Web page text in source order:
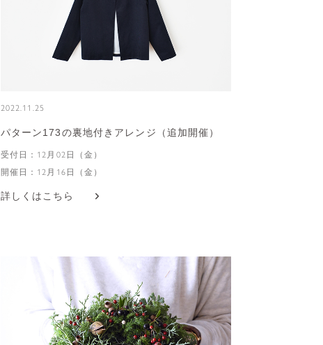
2022.11.25
パターン173の裏地付きアレンジ（追加開催）
受付日：12月02日（金）
開催日：12月16日（金）
詳しくはこちら